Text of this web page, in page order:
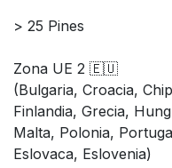
> 25 Pines
Zona UE 2 🇪🇺
(Bulgaria, Croacia,
Finlandia, Grecia,
Malta, Polonia,
Eslovaca, Eslovenia)